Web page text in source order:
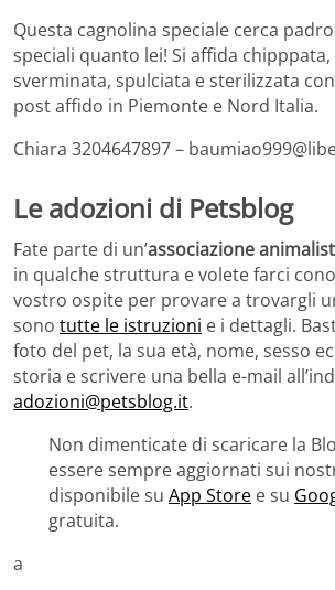
Questa cagnolina speciale cerca
speciali quanto lei! Si affida chipppata,
sverminata, spulciata e sterilizzata
post affido in Piemonte e Nord Italia.
Chiara 3204647897 –
Le adozioni di Petsblog
Fate parte di un’associazione
in qualche struttura e volete farci
vostro ospite per provare a trovargli
sono tutte le istruzioni e i dettagli.
foto del pet, la sua età, nome, sesso
storia e scrivere una bella e-mail
adozioni@petsblog.it.
Non dimenticate di scaricare la
essere sempre aggiornati sui
disponibile su App Store e su
gratuita.
a